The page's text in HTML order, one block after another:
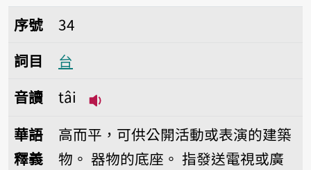
序號34台
序號
34
詞目
台
音讀
tâi
華語
釋義
高而平，可供公開活動或表演的建築
物。 器物的底座。 指發送電視或廣